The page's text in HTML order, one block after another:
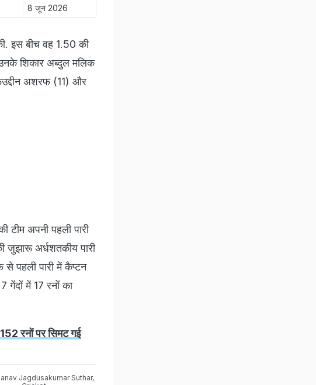
8 जून 2026
इस बीच वह 1.50 की
शिकार अब्दुल मलिक
अशरफ (11) और
टीम अपनी पहली पारी
जुझारू अर्धशतकीय पारी
से पहली पारी में कैप्टन
में 17 रनों का
रनों पर सिमट गई
Jagdusakumar Suthar,